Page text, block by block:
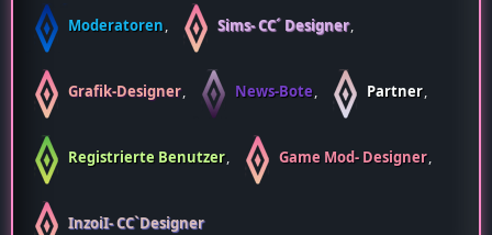
Moderatoren Sims- CC´ Designer
Grafik-Designer News-Bote Partner
Registrierte Benutzer Game Mod- Designer
InzoiI- CC`Designer